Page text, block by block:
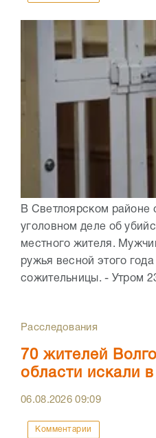
В Светлоярском районе
уголовном деле об
местного жителя.
ружья весной этого
сожительницы. - Утром
Расследования
70 жителей
области искали
06.08.202609:09
Комментарии